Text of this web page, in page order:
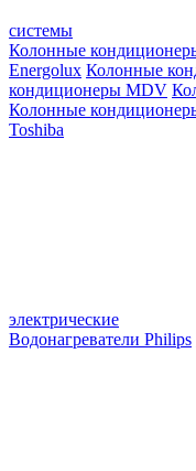
системы
Колонные
Energolux Колонные
кондиционеры MDV
Колонные
Toshiba
электрические
Водонагреватели Philips